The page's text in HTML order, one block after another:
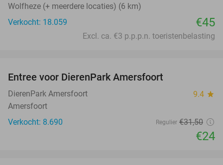
Wolfheze (+ meerdere locaties) (6 km)
Verkocht: 18.059
€45
Excl. ca. €3 p.p.p.n. toeristenbelasting
Entree voor DierenPark Amersfoort
DierenPark Amersfoort 9.4 star
Amersfoort
Verkocht: 8.690
Regulier €31,50
€24